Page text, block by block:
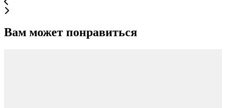
Вам может понравиться